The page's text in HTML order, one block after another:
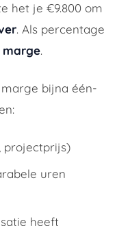
en markup?
alsof het normaal
het je €9.800 om
. Als percentage
marge.
bijna één-
projectprijs)
uren
heeft